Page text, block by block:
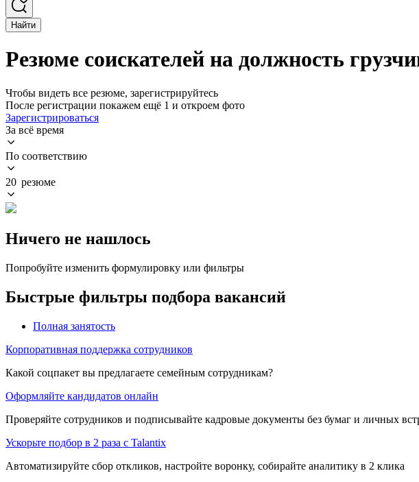
Найти
Резюме соискателей на должность
Чтобы видеть все резюме, зарегистрируйтесь
После регистрации покажем ещё 1 и откроем фото
Зарегистрироваться
За всё время
По соответствию
20 резюме
Ничего не нашлось
Попробуйте изменить формулировку или фильтры
Быстрые фильтры подбора вакансий
Полная занятость
Корпоративная поддержка сотрудников
Какой соцпакет вы предлагаете семейным сотрудникам?
Оформляйте кандидатов онлайн
Проверяйте сотрудников и подписывайте кадровые документы без бумаг и личных
Ускорьте подбор в 2 раза с Talantix
Автоматизируйте сбор откликов, настройте воронку, собирайте аналитику в 2 клика